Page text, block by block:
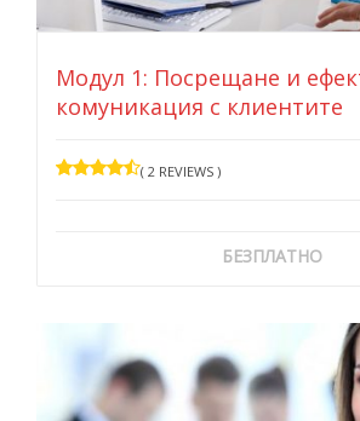
Модул 1: Посрещане и
комуникация с клиентите
( 2 REVIEWS )
БЕЗПЛАТНО